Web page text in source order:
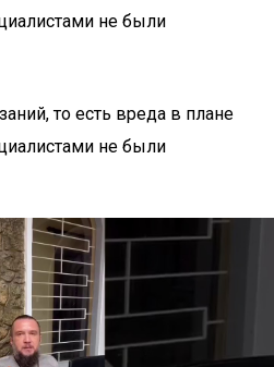
не были
то есть вреда в плане
не были